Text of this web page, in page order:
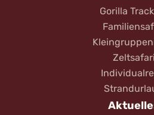
Gorilla
Zeltsafari